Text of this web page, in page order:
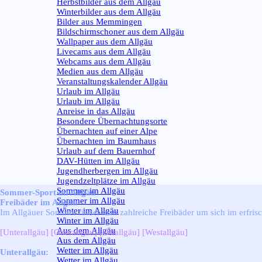
Winterbilder aus dem Allgäu
Bilder aus Memmingen
Bildschirmschoner aus dem Allgäu
Wallpaper aus dem Allgäu
Livecams aus dem Allgäu
Webcams aus dem Allgäu
Medien aus dem Allgäu
Veranstaltungskalender Allgäu
Urlaub im Allgäu
Urlaub im Allgäu
Anreise in das Allgäu
Besondere Übernachtungsorte
Übernachten auf einer Alpe
Übernachten im Baumhaus
Urlaub auf dem Bauernhof
DAV-Hütten im Allgäu
Jugendherbergen im Allgäu
Jugendzeltplätze im Allgäu
Sommer im Allgäu
Sommer im Allgäu
Winter im Allgäu ▼
Winter im Allgäu
Aus dem Allgäu▼
Aus dem Allgäu
Wetter im Allgäu
Sommer-Sport im Allgäu
Freibäder im Allgäu
Im Allgäuer Sommer findet man zahlreiche Freibäder um sich im
[Unterallgäu] [Oberallgäu] [Ostallgäu] [Westallgäu]
Unterallgäu: